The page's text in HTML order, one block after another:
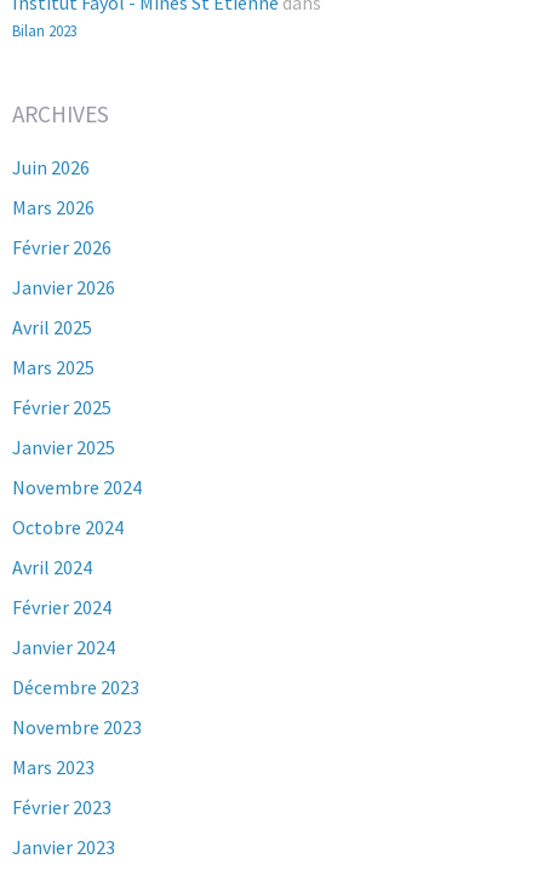
Bilan 2023
ARCHIVES
Juin 2026
Mars 2026
Février 2026
Janvier 2026
Avril 2025
Mars 2025
Février 2025
Janvier 2025
Novembre 2024
Octobre 2024
Avril 2024
Février 2024
Janvier 2024
Décembre 2023
Novembre 2023
Mars 2023
Février 2023
Janvier 2023